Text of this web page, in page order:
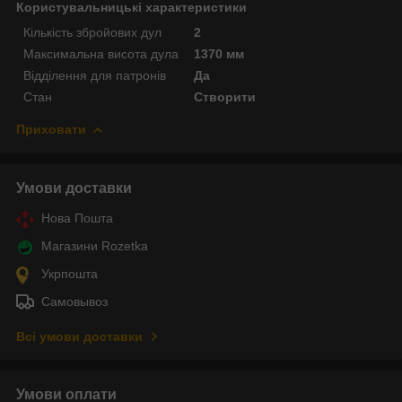
Користувальницькі характеристики
Кількість збройових дул
2
Максимальна висота дула
1370 мм
Відділення для патронів
Да
Стан
Створити
Приховати
Умови доставки
Нова Пошта
Магазини Rozetka
Укрпошта
Самовывоз
Всі умови доставки
Умови оплати